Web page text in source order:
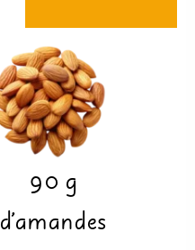
90 g
d'amandes